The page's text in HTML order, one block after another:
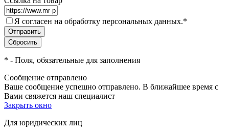
Я согласен на обработку персональных данных.*
* - Поля, обязательные для заполнения
Сообщение отправлено
Ваше сообщение успешно отправлено. В ближайшее время с
Вами свяжется наш специалист
Закрыть окно
Для юридических лиц